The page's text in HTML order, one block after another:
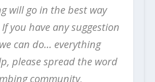
will go in the best way
you have any suggestion
can do… everything
please spread the word
community,